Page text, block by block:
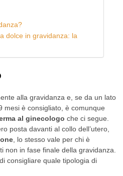
dolce in gravidanza: la
alla gravidanza e, se da un lato
mesi è consigliato, è comunque
al ginecologo che ci segue.
posta davanti al collo dell’utero,
, lo stesso vale per chi è
non in fase finale della gravidanza.
consigliare quale tipologia di